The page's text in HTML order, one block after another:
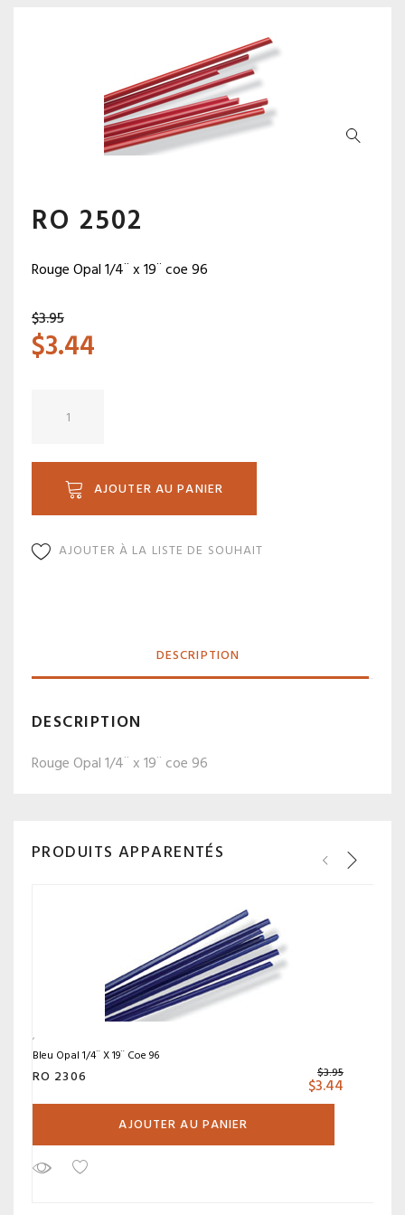
RO 2502
Rouge Opal 1/4¨ x 19¨ coe 96
$3.95
$3.44
AJOUTER AU PANIER
AJOUTER À LA LISTE DE SOUHAIT
DESCRIPTION
DESCRIPTION
Rouge Opal 1/4¨ x 19¨ coe 96
PRODUITS APPARENTÉS
Bleu Opal 1/4¨ X 19¨ Coe 96
RO 2306 $3.95
$3.44
AJOUTER AU PANIER